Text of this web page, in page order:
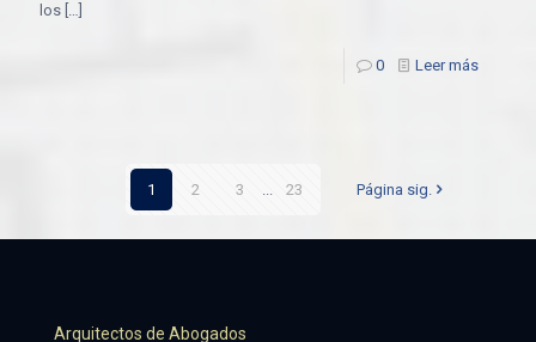
los […]
0 Leer más
1 2 3 ... 23 Página sig.
Arquitectos de Abogados